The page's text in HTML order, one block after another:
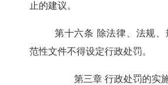
止的建议。
第十六条 除法律、法规
范性文件不得设定行政处罚。
第三章 行政处罚的实